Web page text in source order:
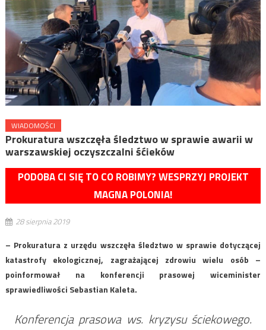
WIADOMOŚCI
Prokuratura wszczęła śledztwo w sprawie awarii w
warszawskiej oczyszczalni śćieków
PODOBA CI SIĘ TO CO ROBIMY? WESPRZYJ PROJEKT
MAGNA POLONIA!
28 sierpnia 2019
– Prokuratura z urzędu wszczęła śledztwo w sprawie dotyczącej
katastrofy ekologicznej, zagrażającej zdrowiu wielu osób –
poinformował na konferencji prasowej wiceminister
sprawiedliwości Sebastian Kaleta.
Konferencja prasowa ws. kryzysu ściekowego.